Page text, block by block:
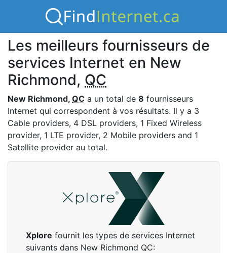
Les meilleurs fournisseurs de
services Internet en New
Richmond, QC
New Richmond, QC a un total de 8 fournisseurs
Internet qui correspondent à vos résultats. Il y a 3
Cable providers, 4 DSL providers, 1 Fixed Wireless
provider, 1 LTE provider, 2 Mobile providers and 1
Satellite provider au total.
Xplore fournit les types de services Internet
suivants dans New Richmond QC: